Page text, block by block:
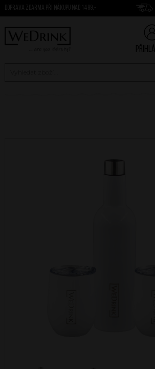
DOPRAVA ZDARMA PŘI NÁKUPU NAD 1499,-